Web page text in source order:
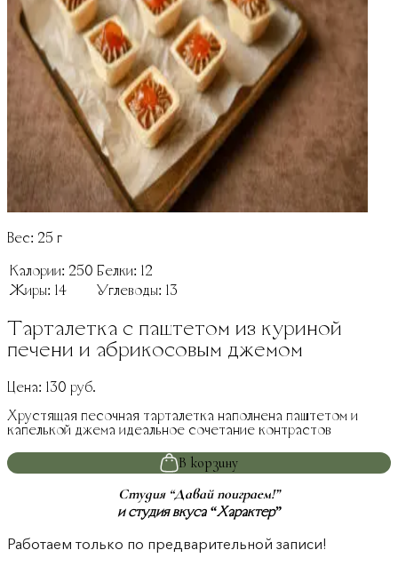
Банкетные блюда
Напитки
Десерты
Вес: 25 г
Калории: 250 Белки: 12
Жиры: 14 Углеводы: 13
Тарталетка с паштетом из куриной
печени и абрикосовым джемом
Цена: 130 руб.
Хрустящая песочная тарталетка наполнена паштетом и
капелькой джема идеальное сочетание контрастов
В корзину
Студия “Давай поиграем!”
и студия вкуса “Характер”
Работаем только по предварительной записи!